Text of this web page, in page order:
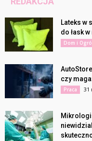
Lateks w
do łask
Dom i
czy
Praca 31